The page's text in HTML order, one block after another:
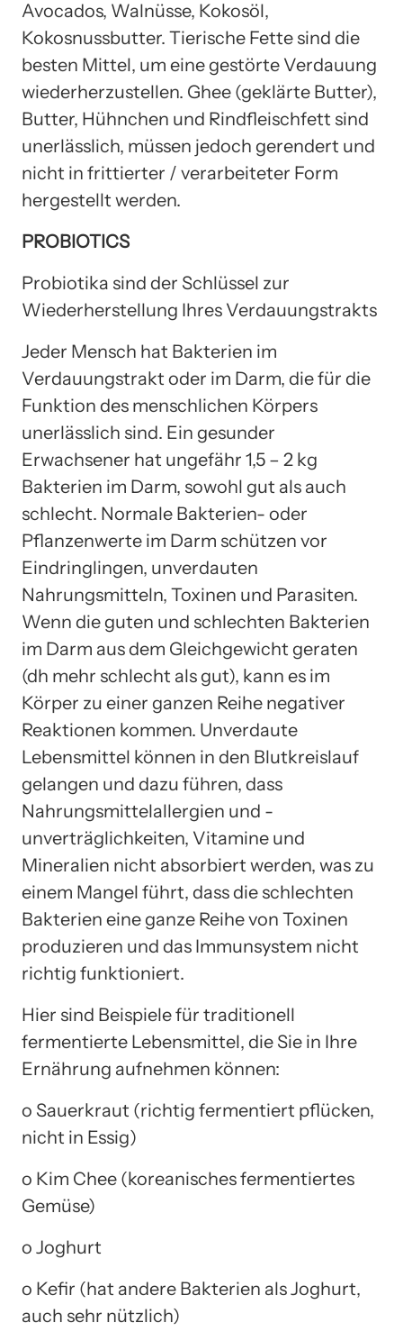
Avocados, Walnüsse, Kokosöl,
Kokosnussbutter. Tierische Fette sind die
besten Mittel, um eine gestörte Verdauung
wiederherzustellen. Ghee (geklärte Butter),
Butter, Hühnchen und Rindfleischfett sind
unerlässlich, müssen jedoch gerendert und
nicht in frittierter / verarbeiteter Form
hergestellt werden.
PROBIOTICS
Probiotika sind der Schlüssel zur
Wiederherstellung Ihres Verdauungstrakts
Jeder Mensch hat Bakterien im
Verdauungstrakt oder im Darm, die für die
Funktion des menschlichen Körpers
unerlässlich sind. Ein gesunder
Erwachsener hat ungefähr 1,5 – 2 kg
Bakterien im Darm, sowohl gut als auch
schlecht. Normale Bakterien- oder
Pflanzenwerte im Darm schützen vor
Eindringlingen, unverdauten
Nahrungsmitteln, Toxinen und Parasiten.
Wenn die guten und schlechten Bakterien
im Darm aus dem Gleichgewicht geraten
(dh mehr schlecht als gut), kann es im
Körper zu einer ganzen Reihe negativer
Reaktionen kommen. Unverdaute
Lebensmittel können in den Blutkreislauf
gelangen und dazu führen, dass
Nahrungsmittelallergien und -
unverträglichkeiten, Vitamine und
Mineralien nicht absorbiert werden, was zu
einem Mangel führt, dass die schlechten
Bakterien eine ganze Reihe von Toxinen
produzieren und das Immunsystem nicht
richtig funktioniert.
Hier sind Beispiele für traditionell
fermentierte Lebensmittel, die Sie in Ihre
Ernährung aufnehmen können:
o Sauerkraut (richtig fermentiert pflücken,
nicht in Essig)
o Kim Chee (koreanisches fermentiertes
Gemüse)
o Joghurt
o Kefir (hat andere Bakterien als Joghurt,
auch sehr nützlich)